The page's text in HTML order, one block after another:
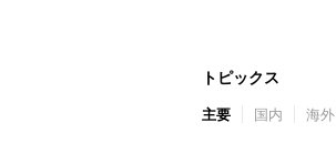
トピックス
主要 国内 海外